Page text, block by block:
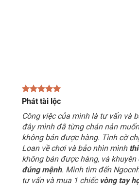
Phát tài lộc
Công việc của mình là tư vấn và
đây mình đã từng chán nản
không bán được hàng. Tình cờ
Loan về chơi và bảo nhìn mình
không bán được hàng, và khuyên
đúng mệnh. Mình tìm đến
tư vấn và mua 1 chiếc vòng tay